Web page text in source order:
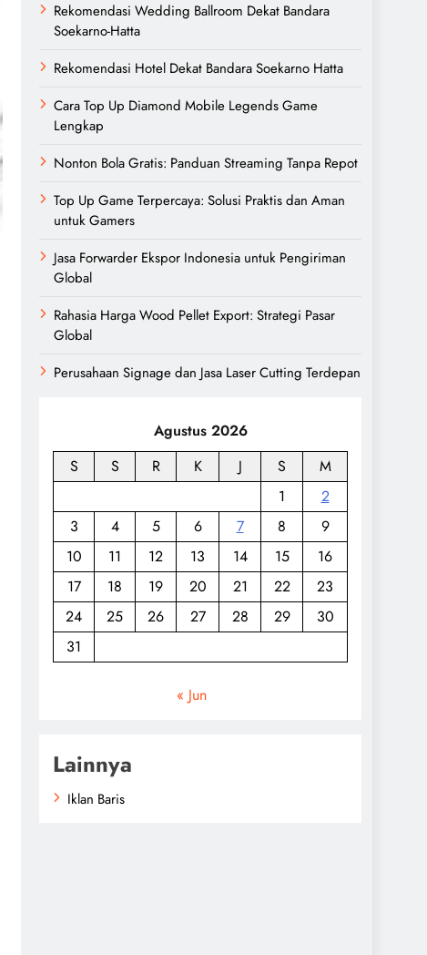
Rekomendasi Wedding Ballroom Dekat Bandara
Soekarno-Hatta
Rekomendasi Hotel Dekat Bandara Soekarno Hatta
Cara Top Up Diamond Mobile Legends Game
Lengkap
Nonton Bola Gratis: Panduan Streaming Tanpa Repot
Top Up Game Terpercaya: Solusi Praktis dan Aman
untuk Gamers
Jasa Forwarder Ekspor Indonesia untuk Pengiriman
Global
Rahasia Harga Wood Pellet Export: Strategi Pasar
Global
Perusahaan Signage dan Jasa Laser Cutting Terdepan
Agustus 2026
S
S R K J S
M
1
2
3
4 5 6 7 8
9
10
11 12 13 14 15
16
17
18 19 20 21 22
23
24
25 26 27 28 29
30
31
« Jun
Lainnya
Iklan Baris